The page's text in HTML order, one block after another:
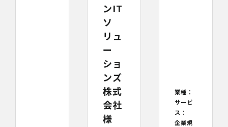
ンIT
ソ
リュ
ー
ショ
ンズ
株式
会社
様
業種：
サービ
ス：
企業規